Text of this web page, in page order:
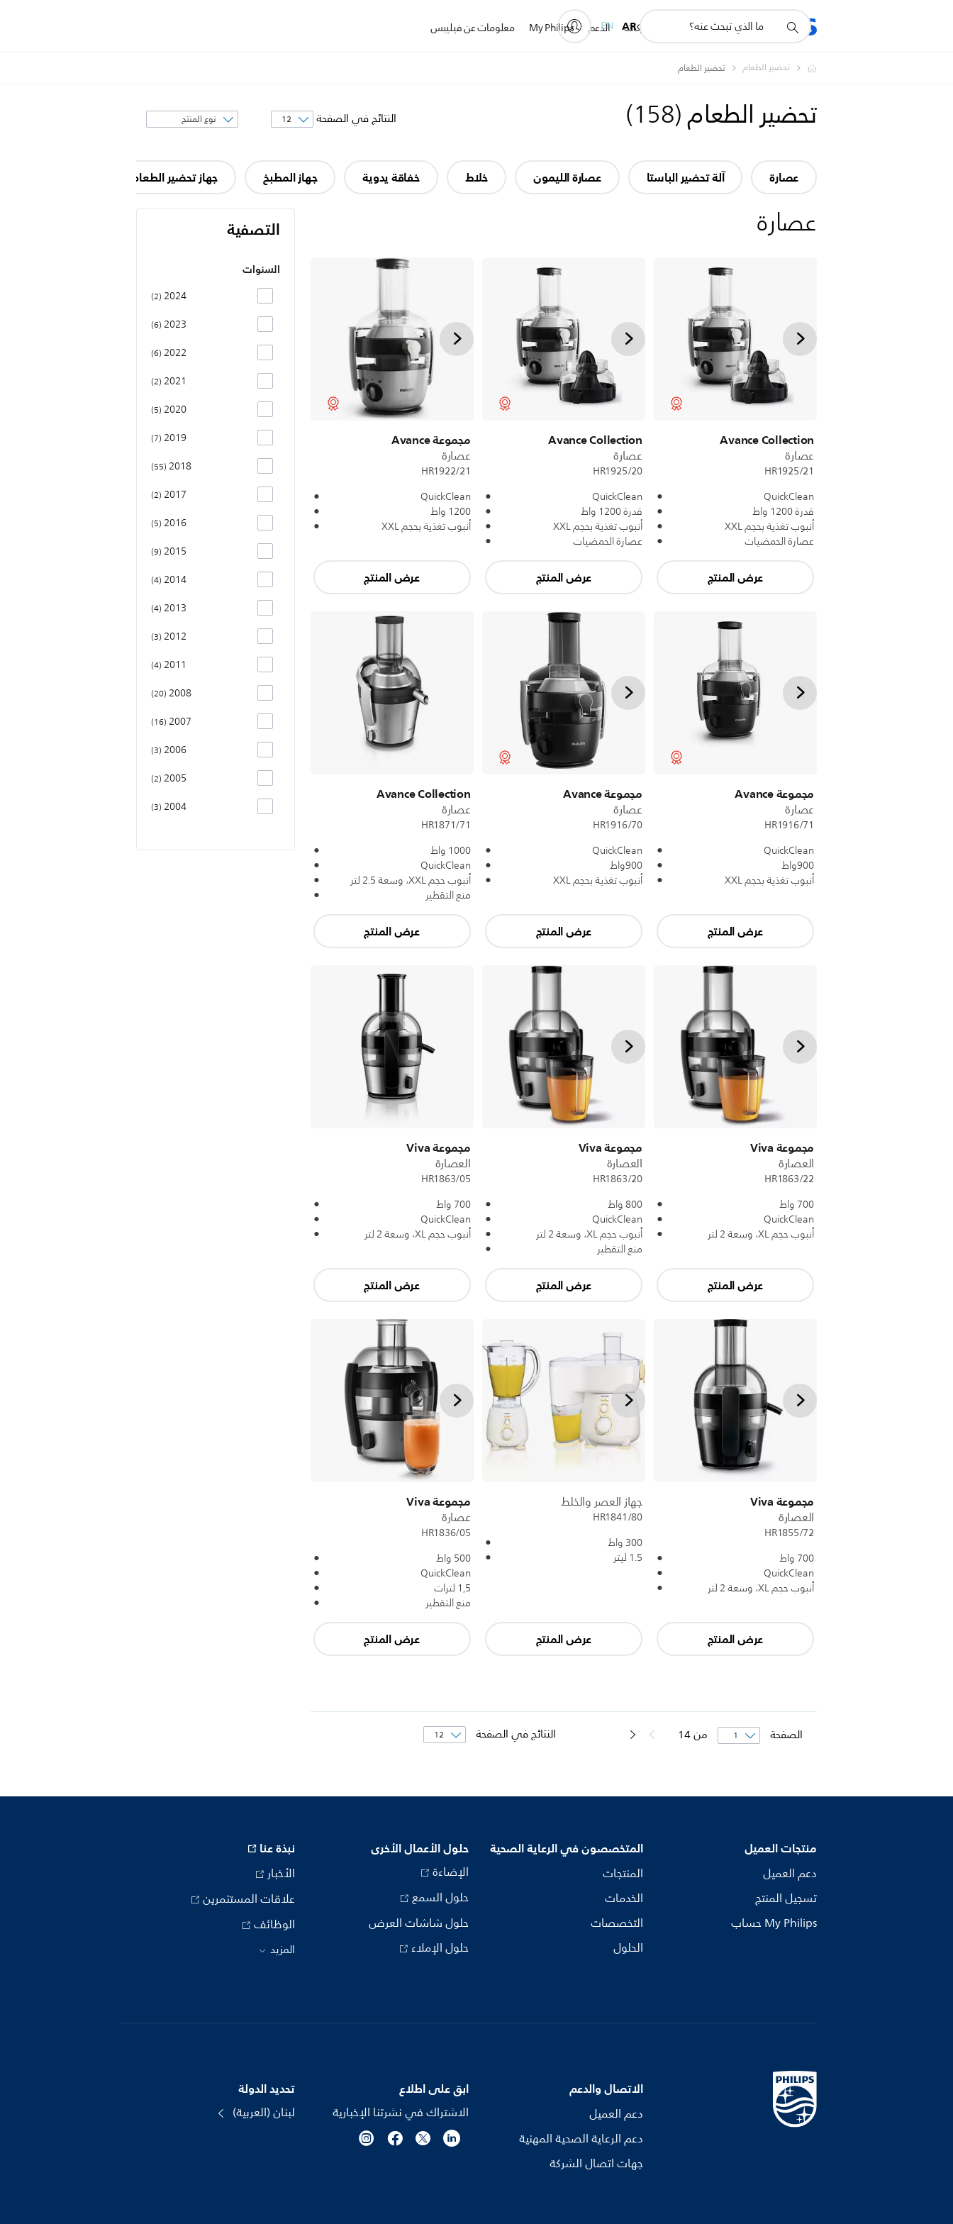
المنتجات للشركات الدعم My Philips معلومات عن فيليبس
أيقونة
دعم
AR
EN
تحضير الطعام تحضير الطعام
تحضير الطعام(
158
) النتائج في الصفحة
فرز
حسب
عصارة آلة تحضير الباستا عصارة الليمون خلاط خفاقة يدوية جهاز المطبخ جهاز تحضير الطعام
التصفية
السنوات
2024
2
2023
6
2022
6
2021
2
2020
5
2019
7
2018
55
2017
2
2016
5
2015
9
2014
4
2013
4
2012
3
2011
4
2008
20
2007
16
2006
3
2005
2
2004
3
عصارة
Avance Collection
عصارة
HR1925/21
QuickClean
قدرة 1200 واط
أنبوب تغذية بحجم XXL
عصارة الحمضيات
عرض المنتج
Avance Collection
عصارة
HR1925/20
QuickClean
قدرة 1200 واط
أنبوب تغذية بحجم XXL
عصارة الحمضيات
عرض المنتج
مجموعة Avance
عصارة
HR1922/21
QuickClean
1200 واط
أنبوب تغذية بحجم XXL
عرض المنتج
مجموعة Avance
عصارة
HR1916/71
QuickClean
900واط
أنبوب تغذية بحجم XXL
عرض المنتج
مجموعة Avance
عصارة
HR1916/70
QuickClean
900واط
أنبوب تغذية بحجم XXL
عرض المنتج
Avance Collection
عصارة
HR1871/71
1000 واط
QuickClean
أنبوب حجم XXL، وسعة 2.5 لتر
منع التقطير
عرض المنتج
مجموعة Viva
العصارة
HR1863/22
700 واط
QuickClean
أنبوب حجم XL، وسعة 2 لتر
عرض المنتج
مجموعة Viva
العصارة
HR1863/20
800 واط
QuickClean
أنبوب حجم XL، وسعة 2 لتر
منع التقطير
عرض المنتج
مجموعة Viva
العصارة
HR1863/05
700 واط
QuickClean
أنبوب حجم XL، وسعة 2 لتر
عرض المنتج
مجموعة Viva
العصارة
HR1855/72
700 واط
QuickClean
أنبوب حجم XL، وسعة 2 لتر
عرض المنتج
جهاز العصر والخلط
HR1841/80
300 واط
1.5 ليتر
عرض المنتج
مجموعة Viva
عصارة
HR1836/05
500 واط
QuickClean
1,5 لترات
منع التقطير
عرض المنتج
النتائج في الصفحة الصفحة من14
منتجات العميل
دعم العميل
تسجيل المنتج
My Philips حساب
المتخصصون في الرعاية الصحية
المنتجات
الخدمات
التخصصات
الحلول
حلول الأعمال الأخرى
الإضاءة
حلول السمع
حلول شاشات العرض
حلول الإملاء
نبذة عنا
الأخبار
علاقات المستثمرين
الوظائف
المزيد
الاتصال والدعم
دعم العميل
دعم الرعاية الصحية المهنية
جهات اتصال الشركة
ابق على اطلاع
الاشتراك في نشرتنا الإخبارية
تحديد الدولة
لبنان (العربية)